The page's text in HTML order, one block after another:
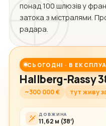
понад 100 шлюзів у
затока з містралями.
радара.
СЬОГОДНІ · В
Hallberg-Rassy
~300 000 € тут живу
ДОВЖИНА
11,62 м (38′)